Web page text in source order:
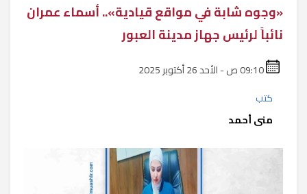
«وجوه شابة في مواقع قيادية».. أسماء عمران
نائباً لرئيس جهاز مدينة العبور
كتب
منى أحمد